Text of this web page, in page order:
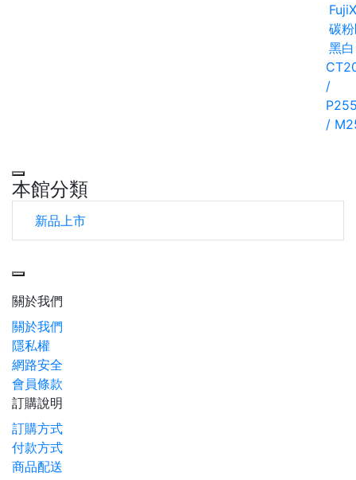
碳
黑白
/
/
本館分類
新品上市
關於我們
關於我們
隱私權
網路安全
會員條款
訂購說明
訂購方式
付款方式
商品配送